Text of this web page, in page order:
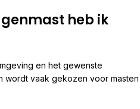
heb ik
en het gewenste
wordt vaak gekozen voor masten